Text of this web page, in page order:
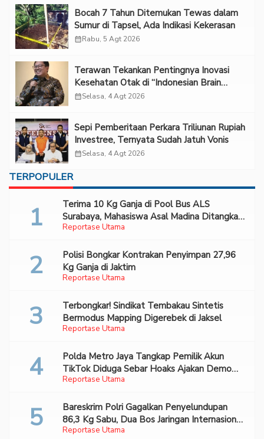
Bocah 7 Tahun Ditemukan Tewas dalam
Sumur di Tapsel, Ada Indikasi Kekerasan
calendar_monthRabu, 5 Agt 2026
Terawan Tekankan Pentingnya Inovasi
Kesehatan Otak di “Indonesian Brain
Forum 2026 UPN Veteran Jakarta”
calendar_monthSelasa, 4 Agt 2026
Sepi Pemberitaan Perkara Triliunan Rupiah
Investree, Ternyata Sudah Jatuh Vonis
calendar_monthSelasa, 4 Agt 2026
TERPOPULER
Reportase Utama
Terima 10 Kg Ganja di Pool Bus ALS
Surabaya, Mahasiswa Asal Madina Ditangkap
Bareskrim
Reportase Utama
Polisi Bongkar Kontrakan Penyimpan 27,96
Kg Ganja di Jaktim
Reportase Utama
Terbongkar! Sindikat Tembakau Sintetis
Bermodus Mapping Digerebek di Jaksel
Reportase Utama
Polda Metro Jaya Tangkap Pemilik Akun
TikTok Diduga Sebar Hoaks Ajakan Demo
Turunkan Prabowo-Gibran
Reportase Utama
Bareskrim Polri Gagalkan Penyelundupan
86,3 Kg Sabu, Dua Bos Jaringan Internasional
Diburu